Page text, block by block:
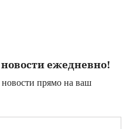
ежедневно!
прямо на ваш